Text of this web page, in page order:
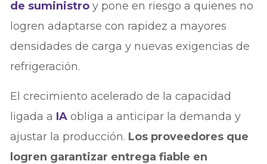
de suministroy pone en riesgo a quienes no
logren adaptarse con rapidez a mayores
densidades de carga y nuevas exigencias de
refrigeración.
El crecimiento acelerado de la capacidad
ligada a IAobliga a anticipar la demanda y
ajustar la producción. Los proveedores que
logren garantizar entrega fiable en